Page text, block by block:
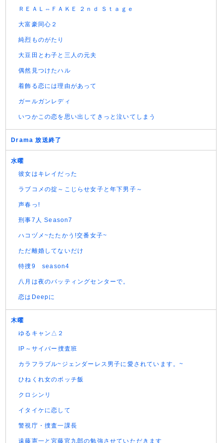
ＲＥＡＬ⇔ＦＡＫＥ ２ｎｄ Ｓｔａｇｅ
大富豪同心２
純烈ものがたり
大豆田とわ子と三人の元夫
偶然見つけたハル
着飾る恋には理由があって
ガールガンレディ
いつかこの恋を思い出してきっと泣いてしまう
Drama 放送終了
水曜
彼女はキレイだった
ラブコメの掟～こじらせ女子と年下男子～
声春っ!
刑事7人 Season7
ハコヅメ~たたかう!交番女子~
ただ離婚してないだけ
特捜9 season4
八月は夜のバッティングセンターで。
恋はDeepに
木曜
ゆるキャン△２
IP～サイバー捜査班
カラフラブル~ジェンダーレス男子に愛されています。~
ひねくれ女のボッチ飯
クロシンリ
イタイケに恋して
警視庁・捜査一課長
遠藤憲一と宮藤官九郎の勉強させていただきます